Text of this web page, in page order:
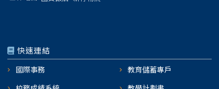
快速連結
國際事務
教育儲蓄專戶